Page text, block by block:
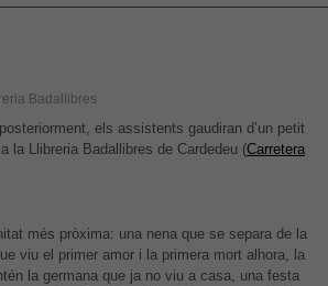
Badallibres
els assistents gaudiran d’un petit
la Llibreria Badallibres de Cardedeu (Carretera
més pròxima: una nena que se separa de la
viu el primer amor i la primera mort alhora, la
la germana que ja no viu a casa, una festa